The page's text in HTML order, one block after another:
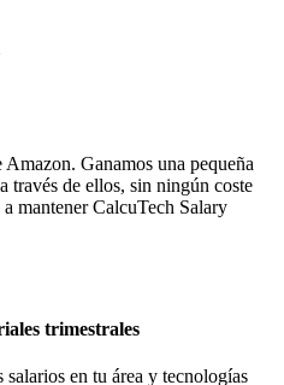
Ganamos una pequeña
través de ellos, sin ningún coste
mantener CalcuTech Salary
trimestrales
en tu área y tecnologías